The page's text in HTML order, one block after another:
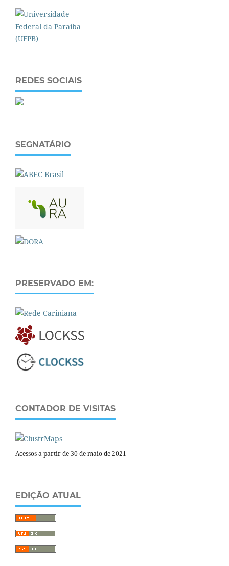
REDES SOCIAIS
SEGNATÁRIO
PRESERVADO EM:
CONTADOR DE VISITAS
Acessos a partir de 30 de maio de 2021
EDIÇÃO ATUAL